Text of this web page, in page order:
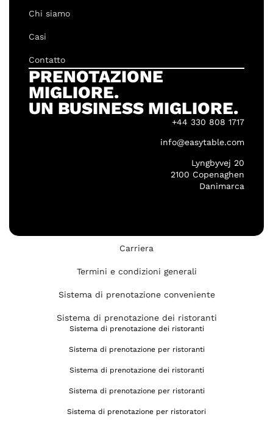
Chi siamo
Casi
Contatto
PRENOTAZIONE
MIGLIORE.
UN BUSINESS MIGLIORE.
+44 330 808 1717
info@easytable.com
Lyngbyvej 20
2100 Copenaghen
Danimarca
Carriera
Termini e condizioni generali
Sistema di prenotazione conveniente
Sistema di prenotazione dei ristoranti
Sistema di prenotazione dei ristoranti
Sistema di prenotazione per ristoranti
Sistema di prenotazione dei ristoranti
Sistema di prenotazione per ristoranti
Sistema di prenotazione per ristoratori